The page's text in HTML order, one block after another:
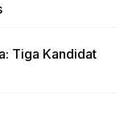
Tiga Kandidat